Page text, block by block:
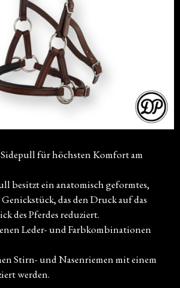
für höchsten Komfort am
besitzt ein anatomisch geformtes,
das den Druck auf das
des Pferdes reduziert.
Leder- und Farbkombinationen
Stirn- und Nasenriemen mit einem
werden.